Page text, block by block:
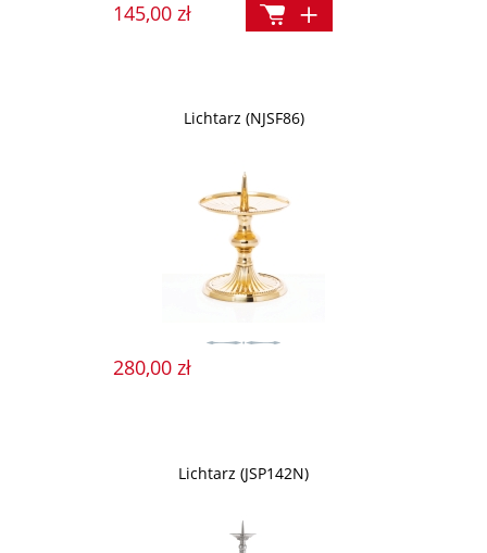
145,00 zł
Lichtarz (NJSF86)
280,00 zł
Lichtarz (JSP142N)